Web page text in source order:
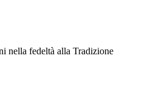
nella fedeltà alla Tradizione